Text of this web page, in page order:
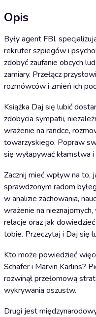
Opis
Były agent FBI,
rekruter szpiegów i
zdobyć zaufanie obcych
zamiary. Przełącz
rozmówców i zmień ich
Książka Daj się lubić
zdobycia sympatii,
wrażenie na randce,
towarzyskiego. Popraw
się wyłapywać kłamstwa
Zacznij mieć wpływ na to,
sprawdzonym radom
w analizie zachowania,
wrażenie na
relacje oraz jak
tobie. Przeczytaj i Daj się
Kto może powiedzieć
Schafer i Marvin Karlins?
rozwinął przełomową
wykrywania oszustw.
Drugi jest